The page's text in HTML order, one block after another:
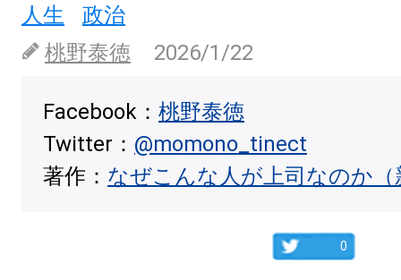
人生
政治
桃野泰徳
2026/1/22
Facebook： 桃野泰徳
Twitter： @momono_tinect
著作： なぜこんな人が上司なのか（
0